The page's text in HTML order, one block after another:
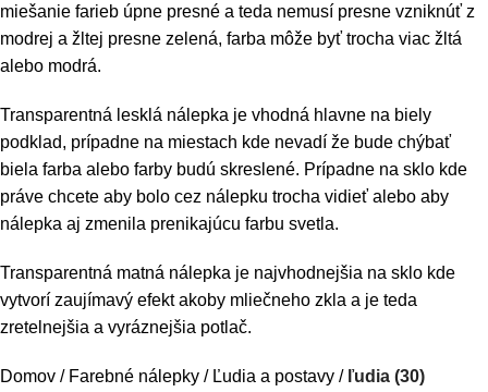
miešanie farieb úpne presné a teda nemusí presne vzniknúť z
modrej a žltej presne zelená, farba môže byť trocha viac žltá
alebo modrá.
Transparentná lesklá nálepka je vhodná hlavne na biely
podklad, prípadne na miestach kde nevadí že bude chýbať
biela farba alebo farby budú skreslené. Prípadne na sklo kde
práve chcete aby bolo cez nálepku trocha vidieť alebo aby
nálepka aj zmenila prenikajúcu farbu svetla.
Transparentná matná nálepka je najvhodnejšia na sklo kde
vytvorí zaujímavý efekt akoby mliečneho zkla a je teda
zretelnejšia a vyráznejšia potlač.
Domov Farebné nálepky Ľudia a postavy ľudia (30)